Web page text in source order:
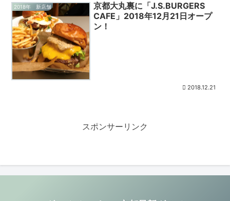
2018年 新店舗
京都大丸裏に「J.S.BURGERS
CAFE」2018年12月21日オープ
ン！
2018.12.21
スポンサーリンク